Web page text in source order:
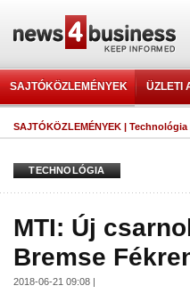
SAJTÓKÖZLEMÉNYEK ÜZLETI
SAJTÓKÖZLEMÉNYEK | Technológia
TECHNOLÓGIA
MTI: Új
Bremse
2018-06-21 09:08 |